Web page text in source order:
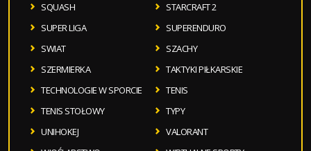
SQUASH
STARCRAFT 2
SUPER LIGA
SUPERENDURO
SWIAT
SZACHY
SZERMIERKA
TAKTYKI PIŁKARSKIE
TECHNOLOGIE W SPORCIE
TENIS
TENIS STOŁOWY
TYPY
UNIHOKEJ
VALORANT